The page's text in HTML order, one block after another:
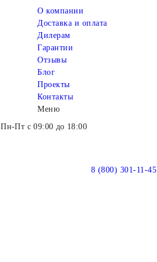
О компании
Доставка и оплата
Дилерам
Гарантии
Отзывы
Блог
Проекты
Контакты
Меню
Пн-Пт с 09:00 до 18:00
8 (800) 301-11-45